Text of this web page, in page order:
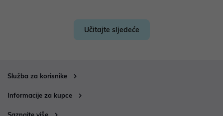
Učitajte sljedeće
Služba za korisnike
Informacije za kupce